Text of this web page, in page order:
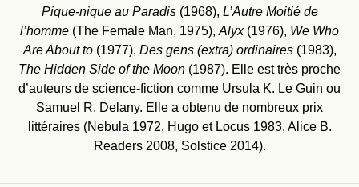
Pique-nique au Paradis(1968), L’Autre Moitié de
l’homme (The Female Man, 1975), Alyx(1976), We Who
Are About to(1977), Des gens (extra) ordinaires(1983),
The Hidden Side of the Moon (1987). Elle est très proche
d’auteurs de science-fiction comme Ursula K. Le Guin ou
Samuel R. Delany. Elle a obtenu de nombreux prix
littéraires (Nebula 1972, Hugo et Locus 1983, Alice B.
Readers 2008, Solstice 2014).